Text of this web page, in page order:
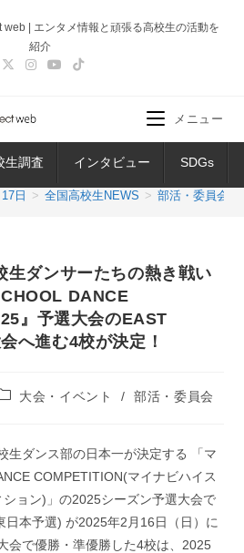
| エンタメ情報と頑張る高校生の活動を
紹介
生調査 インタビュー SDGs
メニュー
17日 > 全国高校生NEWS > 部活・委員会
生ダンサーたちの熱き戦い
DANCE
』予選大会のEAST
へ進む4校が決定！
:
大会・イベント / 部活・委員会
生ダンス部の日本一が決定する 「マ
COMPETITION(マイナビハイス
ョン)」の2025シーズン予選大会で
日本予選) が2025年2月16日（日）に
会で優勝・準優勝した4校は、2025